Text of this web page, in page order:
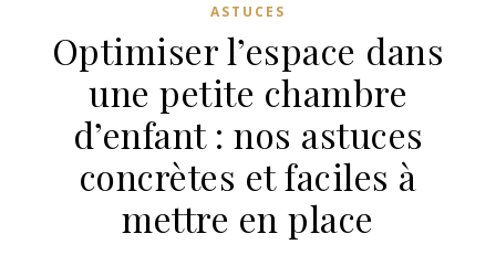
ASTUCES
Optimiser l’espace dans
une petite chambre
d’enfant : nos astuces
concrètes et faciles à
mettre en place